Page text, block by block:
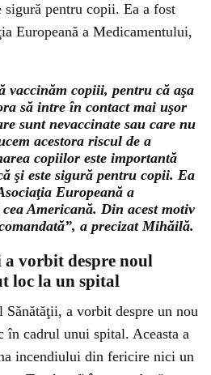
sigură pentru copii. Ea a fost
Europeană a Medicamentului,
vaccinăm copiii, pentru că aşa
să intre în contact mai uşor
sunt nevaccinate sau care nu
acestora riscul de a
copiilor este importantă
şi este sigură pentru copii. Ea
Europeană a
Americană. Din acest motiv
a precizat Mihăilă.
vorbit despre noul
loc la un spital
a vorbit despre un nou
în cadrul unui spital. Aceasta a
incendiului din fericire nici un